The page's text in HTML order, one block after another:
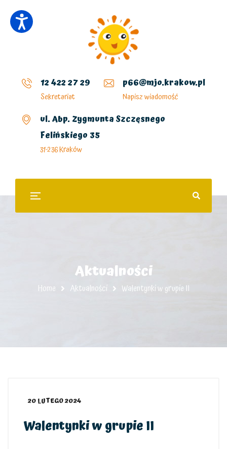
12 422 27 29
Sekretariat
p66@mjo.krakow.pl
Napisz wiadomość
ul. Abp. Zygmunta Szczęsnego
Felińskiego 35
31-236 Kraków
Aktualności
Home Aktualności Walentynki w grupie II
20 LUTEGO 2024
Walentynki w grupie II